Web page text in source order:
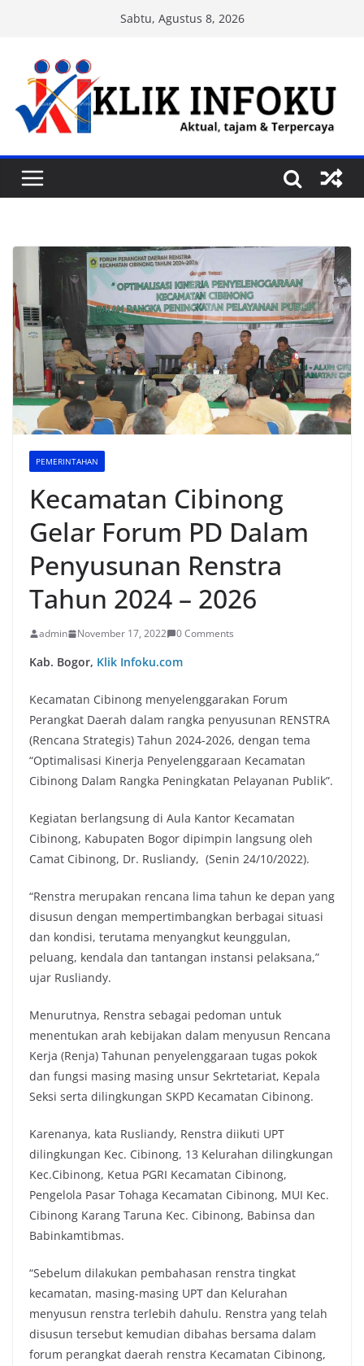
content
Sabtu, Agustus 8, 2026
PEMERINTAHAN
Kecamatan Cibinong
Gelar Forum PD Dalam
Penyusunan Renstra
Tahun 2024 – 2026
admin November 17, 2022 0 Comments
Kab. Bogor, Klik Infoku.com
Kecamatan Cibinong menyelenggarakan Forum
Perangkat Daerah dalam rangka penyusunan RENSTRA
(Rencana Strategis) Tahun 2024-2026, dengan tema
“Optimalisasi Kinerja Penyelenggaraan Kecamatan
Cibinong Dalam Rangka Peningkatan Pelayanan Publik”.
Kegiatan berlangsung di Aula Kantor Kecamatan
Cibinong, Kabupaten Bogor dipimpin langsung oleh
Camat Cibinong, Dr. Rusliandy, (Senin 24/10/2022).
“Renstra merupakan rencana lima tahun ke depan yang
disusun dengan mempertimbangkan berbagai situasi
dan kondisi, terutama menyangkut keunggulan,
peluang, kendala dan tantangan instansi pelaksana,”
ujar Rusliandy.
Menurutnya, Renstra sebagai pedoman untuk
menentukan arah kebijakan dalam menyusun Rencana
Kerja (Renja) Tahunan penyelenggaraan tugas pokok
dan fungsi masing masing unsur Sekrtetariat, Kepala
Seksi serta dilingkungan SKPD Kecamatan Cibinong.
Karenanya, kata Rusliandy, Renstra diikuti UPT
dilingkungan Kec. Cibinong, 13 Kelurahan dilingkungan
Kec.Cibinong, Ketua PGRI Kecamatan Cibinong,
Pengelola Pasar Tohaga Kecamatan Cibinong, MUI Kec.
Cibinong Karang Taruna Kec. Cibinong, Babinsa dan
Babinkamtibmas.
“Sebelum dilakukan pembahasan renstra tingkat
kecamatan, masing-masing UPT dan Kelurahan
menyusun renstra terlebih dahulu. Renstra yang telah
disusun tersebut kemudian dibahas bersama dalam
forum perangkat daerah renstra Kecamatan Cibinong,